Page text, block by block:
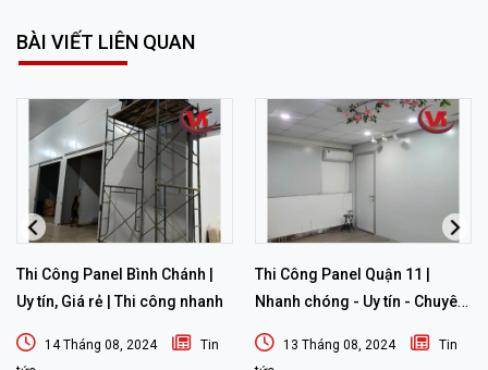
BÀI VIẾT LIÊN QUAN
Thi Công Panel Bình Chánh |
Uy tín, Giá rẻ | Thi công nhanh
14 Tháng 08, 2024
Tin
Thi Công Panel Quận 11 |
Nhanh chóng - Uy tín - Chuyên
nghiệp
13 Tháng 08, 2024
Tin